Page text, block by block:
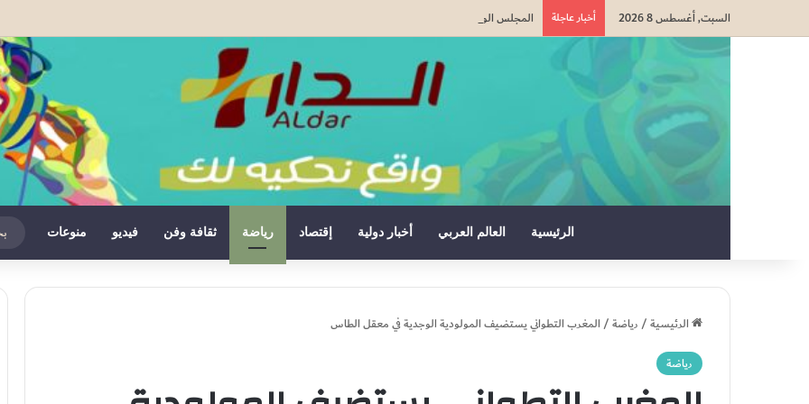
السبت, أغسطس 8 2026 أخبار عاجلة المجلس الوطني لحقوق الإنسان يكشف خلاصات مثيرة حول أحداث سبتة ومليلية
الرئيسية العالم العربي أخبار دولية إقتصاد رياضة ثقافة وفن فيديو منوعات
الرئيسية/رياضة/المغرب التطواني يستضيف المولودية الوجدية في معقل الطاس
رياضة